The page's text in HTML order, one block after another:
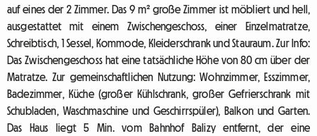
auf eines der 2 Zimmer. Das 9 m² große Zimmer ist möbliert und hell,
ausgestattet mit einem Zwischengeschoss, einer Einzelmatratze,
Schreibtisch, 1 Sessel, Kommode, Kleiderschrank und Stauraum. Zur Info:
Das Zwischengeschoss hat eine tatsächliche Höhe von 80 cm über der
Matratze. Zur gemeinschaftlichen Nutzung: Wohnzimmer, Esszimmer,
Badezimmer, Küche (großer Kühlschrank, großer Gefrierschrank mit
Schubladen, Waschmaschine und Geschirrspüler), Balkon und Garten.
Das Haus liegt 5 Min. vom Bahnhof Balizy entfernt, der eine